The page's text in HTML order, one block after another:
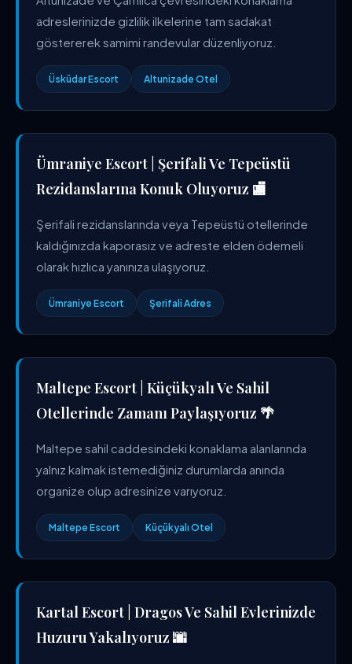
adreslerinizde gizlilik ilkelerine tam sadakat
göstererek samimi randevular düzenliyoruz.
Üsküdar Escort Altunizade Otel
Ümraniye Escort | Şerifali Ve Tepeüstü
Rezidanslarına Konuk Oluyoruz 🏬
Şerifali rezidanslarında veya Tepeüstü otellerinde
kaldığınızda kaporasız ve adreste elden ödemeli
olarak hızlıca yanınıza ulaşıyoruz.
Ümraniye Escort Şerifali Adres
Maltepe Escort | Küçükyalı Ve Sahil
Otellerinde Zamanı Paylaşıyoruz 🌴
Maltepe sahil caddesindeki konaklama alanlarında
yalnız kalmak istemediğiniz durumlarda anında
organize olup adresinize varıyoruz.
Maltepe Escort Küçükyalı Otel
Kartal Escort | Dragos Ve Sahil Evlerinizde
Huzuru Yakalıyoruz 🌆